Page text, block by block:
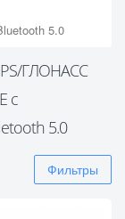
5.0
ГЛОНАСС
с
5.0
Фильтры